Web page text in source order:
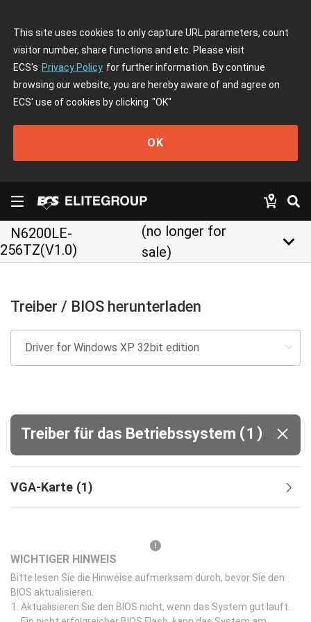
This site uses cookies to only capture URL parameters, count
visitor number, share functions and etc. Please visit
ECS's Privacy Policy for further information. By continue
browsing our website, you are hereby aware of and agree on
ECS' use of cookies by clicking "OK"
OK
N6200LE-
256TZ(V1.0)
(no longer for
sale)
keyboard_arrow_down
Treiber / BIOS herunterladen
Treiber für das Betriebssystem (1 )
VGA-Karte (1)
WICHTIGER HINWEIS
Bitte lesen Sie die Hinweise aufmerksam durch, bevor Sie den
BIOS aktualisieren.
Aktualisieren Sie den BIOS nicht, wenn das System gut lauft.